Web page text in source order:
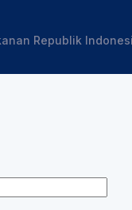
Republik